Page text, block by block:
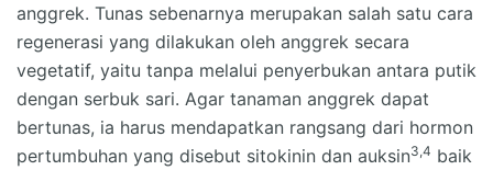
anggrek. Tunas sebenarnya merupakan salah satu cara
regenerasi yang dilakukan oleh anggrek secara
vegetatif, yaitu tanpa melalui penyerbukan antara putik
dengan serbuk sari. Agar tanaman anggrek dapat
bertunas, ia harus mendapatkan rangsang dari hormon
pertumbuhan yang disebut sitokinin dan auksin3,4 baik